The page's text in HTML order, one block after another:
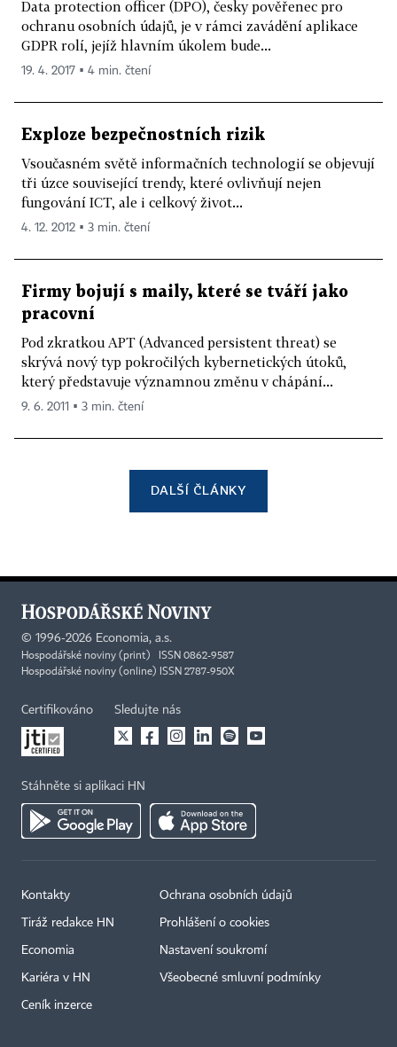
Data protection officer (DPO), česky pověřenec pro
ochranu osobních údajů, je v rámci zavádění aplikace
GDPR rolí, jejíž hlavním úkolem bude...
19. 4. 2017 ▪ 4 min. čtení
Exploze bezpečnostních rizik
Vsoučasném světě informačních technologií se objevují
tři úzce související trendy, které ovlivňují nejen
fungování ICT, ale i celkový život...
4. 12. 2012 ▪ 3 min. čtení
Firmy bojují s maily, které se tváří jako
pracovní
Pod zkratkou APT (Advanced persistent threat) se
skrývá nový typ pokročilých kybernetických útoků,
který představuje významnou změnu v chápání...
9. 6. 2011 ▪ 3 min. čtení
DALŠÍ ČLÁNKY
© 1996-2026 Economia, a.s.
Hospodářské noviny (print) ISSN 0862-9587
Hospodářské noviny (online) ISSN 2787-950X
Certifikováno Sledujte nás
Stáhněte si aplikaci HN
Kontakty
Tiráž redakce HN
Economia
Kariéra v HN
Ceník inzerce
Ochrana osobních údajů
Prohlášení o cookies
Nastavení soukromí
Všeobecné smluvní podmínky